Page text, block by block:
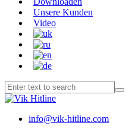
Unsere Kunden
Video
info@vik-hitline.com